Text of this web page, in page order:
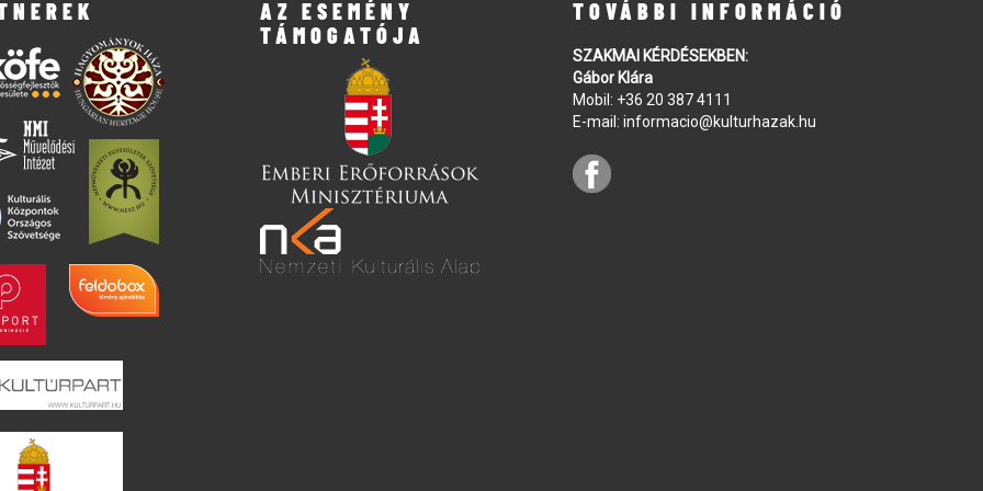
AZ ESEMÉNY
TÁMOGATÓJA
TOVÁBBI INFORMÁCIÓ
SZAKMAI KÉRDÉSEKBEN:
Gábor Klára
Mobil: +36 20 387 4111
E-mail: informacio@kulturhazak.hu